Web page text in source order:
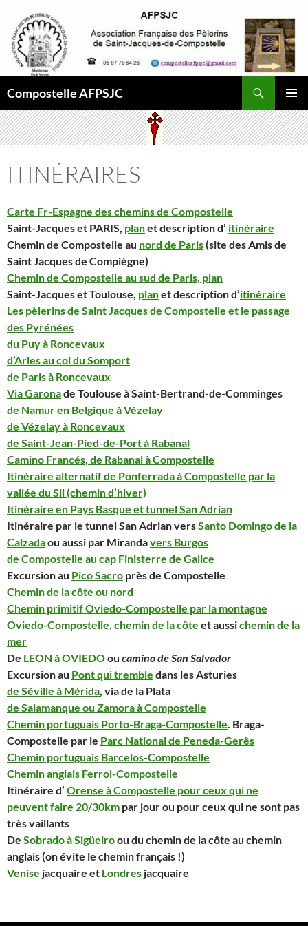
contenu
Compostelle AFPSJC
MENU
ITINÉRAIRES
Carte Fr-Espagne des chemins de Compostelle
Saint-Jacques et PARIS, planet description d’ itinéraire
Chemin de Compostelle au nord de Paris(site des Amis de
Saint Jacques de Compiègne)
Chemin de Compostelle au sud de Paris, plan
Saint-Jacques et Toulouse, planet description d’itinéraire
Les pèlerins de Saint Jacques de Compostelle et le passage
des Pyrénées
du Puy à Roncevaux
d’Arles au col du Somport
de Paris à Roncevaux
Via Garonade Toulouse à Saint-Bertrand-de-Comminges
de Namur en Belgique à Vézelay
de Vézelay à Roncevaux
de Saint-Jean-Pied-de-Port à Rabanal
Camino Francés, de Rabanal à Compostelle
Itinéraire alternatif de Ponferrada à Compostelle par la
vallée du Sil (chemin d’hiver)
Itinéraire en Pays Basque et tunnel San Adrian
Itinéraire par le tunnel San Adrian versSanto Domingo de la
Calzadaou aussi par Mirandavers Burgos
de Compostelle au cap Finisterre de Galice
Excursion au Pico Sacro près de Compostelle
Chemin de la côte ou nord
Chemin primitif Oviedo-Compostelle par la montagne
Oviedo-Compostelle, chemin de la côte et aussichemin de la
mer
De LEON à OVIEDOou camino de San Salvador
Excursion au Pont qui tremble dans les Asturies
de Séville à Mérida, via de la Plata
de Salamanque ou Zamora à Compostelle
Chemin portuguais Porto-Braga-Compostelle. Braga-
Compostelle par le Parc National de Peneda-Gerês
Chemin portuguais Barcelos-Compostelle
Chemin anglais Ferrol-Compostelle
Itinéraire d’ Orense à Compostelle pour ceux qui ne
peuvent faire 20/30km par jour ou pour ceux qui ne sont pas
très vaillants
De Sobrado à Sigüeiroou du chemin de la côte au chemin
anglais (on évite le chemin français !)
Venise jacquaire et Londres jacquaire